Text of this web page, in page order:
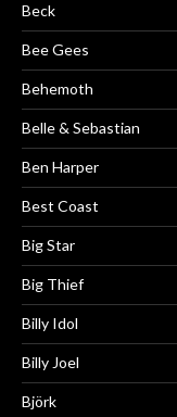
Beck
Bee Gees
Behemoth
Belle & Sebastian
Ben Harper
Best Coast
Big Star
Big Thief
Billy Idol
Billy Joel
Björk